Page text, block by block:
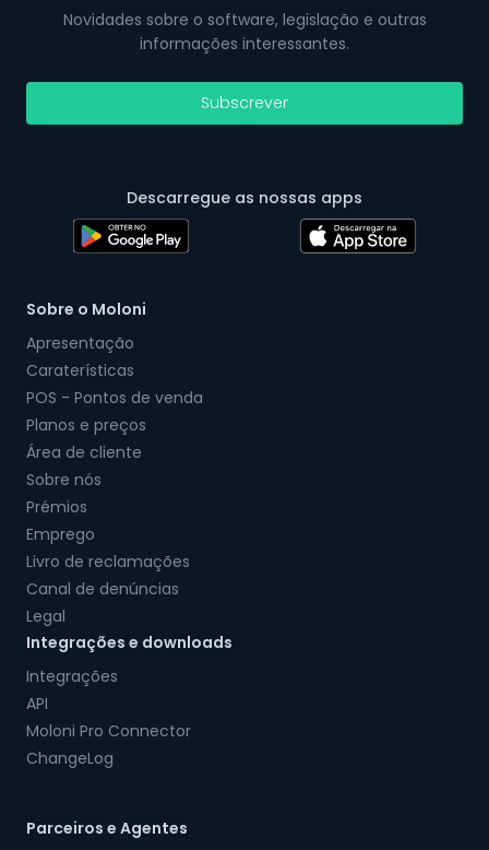
Novidades sobre o software, legislação e outras
informações interessantes.
Subscrever
Descarregue as nossas apps
Sobre o Moloni
Apresentação
Caraterísticas
POS - Pontos de venda
Planos e preços
Área de cliente
Sobre nós
Prémios
Emprego
Livro de reclamações
Canal de denúncias
Legal
Integrações e downloads
Integrações
API
Moloni Pro Connector
ChangeLog
Parceiros e Agentes